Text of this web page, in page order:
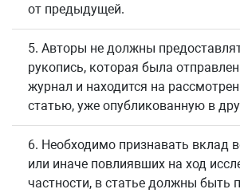
от предыдущей.
5. Авторы не должны
рукопись, которая была
журнал и находится на
статью, уже опубликованную в
6. Необходимо признавать вклад
или иначе повлиявших на ход
частности, в статье должны быть